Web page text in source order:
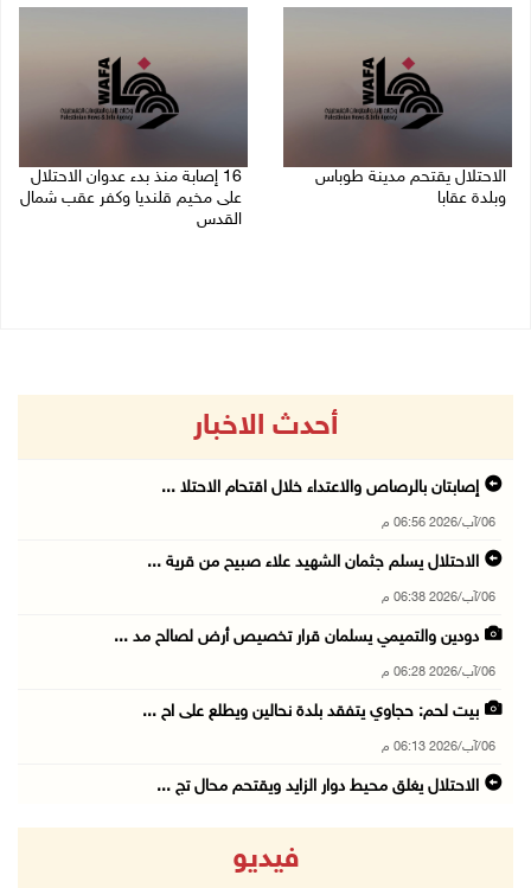
الاحتلال يقتحم مدينة طوباس
وبلدة عقابا
16 إصابة منذ بدء عدوان الاحتلال
على مخيم قلنديا وكفر عقب شمال
القدس
أحدث الاخبار
إصابتان بالرصاص والاعتداء خلال اقتحام الاحتلا ...
06/آب/2026 06:56 م
الاحتلال يسلم جثمان الشهيد علاء صبيح من قرية ...
06/آب/2026 06:38 م
دودين والتميمي يسلمان قرار تخصيص أرض لصالح مد ...
06/آب/2026 06:28 م
بيت لحم: حجاوي يتفقد بلدة نحالين ويطلع على اح ...
06/آب/2026 06:13 م
الاحتلال يغلق محيط دوار الزايد ويقتحم محال تج ...
الاحتلال يقتحم مدينة طوباس وبلدة عقابا
فيديو